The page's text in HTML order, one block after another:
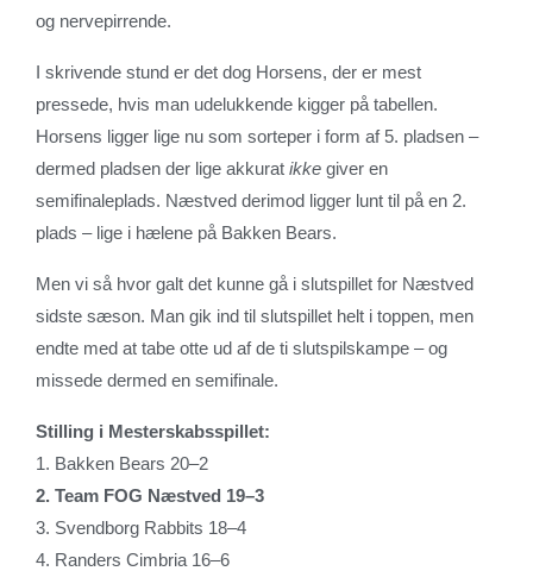
og nervepirrende.
I skrivende stund er det dog Horsens, der er mest
pressede, hvis man udelukkende kigger på tabellen.
Horsens ligger lige nu som sorteper i form af 5. pladsen –
dermed pladsen der lige akkurat ikke giver en
semifinaleplads. Næstved derimod ligger lunt til på en 2.
plads – lige i hælene på Bakken Bears.
Men vi så hvor galt det kunne gå i slutspillet for Næstved
sidste sæson. Man gik ind til slutspillet helt i toppen, men
endte med at tabe otte ud af de ti slutspilskampe – og
missede dermed en semifinale.
Stilling i Mesterskabsspillet:
1. Bakken Bears 20–2
2. Team FOG Næstved 19–3
3. Svendborg Rabbits 18–4
4. Randers Cimbria 16–6